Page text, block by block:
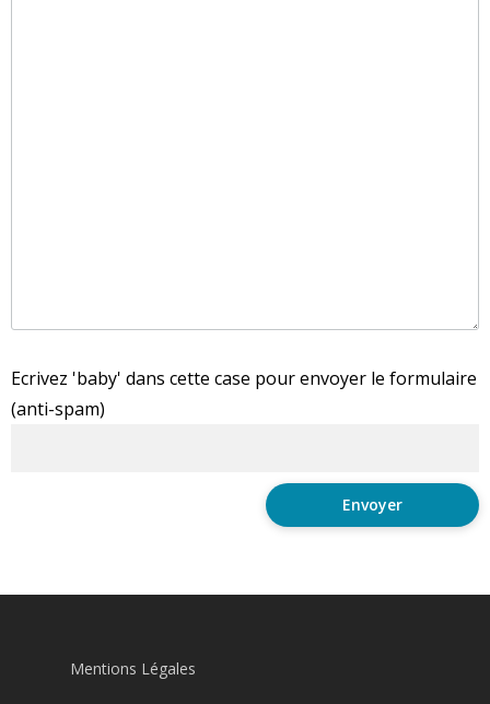
Ecrivez 'baby' dans cette case pour envoyer le formulaire
(anti-spam)
Mentions Légales